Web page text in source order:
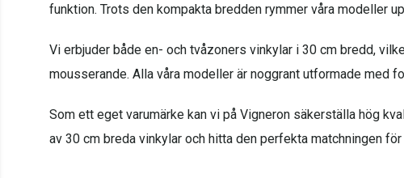
funktion. Trots den kompakta bredden rymmer våra modeller
Vi erbjuder både en- och tvåzoners vinkylar i 30 cm bredd,
mousserande. Alla våra modeller är noggrant utformade med
Som ett eget varumärke kan vi på Vigneron säkerställa hög
av 30 cm breda vinkylar och hitta den perfekta matchningen